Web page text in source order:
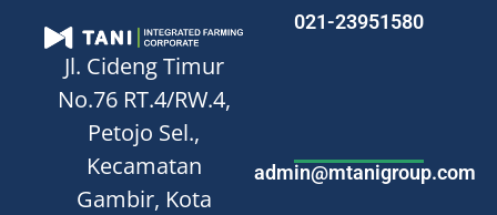
Jl. Cideng Timur
No.76 RT.4/RW.4,
Petojo Sel.,
Kecamatan
Gambir, Kota
021-23951580
admin@mtanigroup.com